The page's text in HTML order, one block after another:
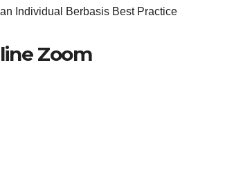
Individual Berbasis Best Practice
Zoom